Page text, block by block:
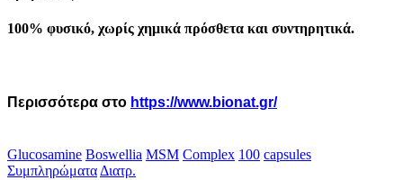
100% φυσικό, χωρίς χημικά πρόσθετα και συντηρητικά.
Περισσότερα στο https://www.bionat.gr/
Glucosamine Boswellia MSM Complex 100 capsules
Συμπληρώματα Διατρ.